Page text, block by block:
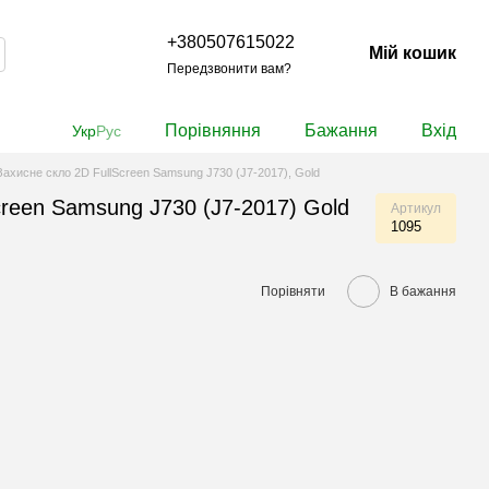
+380507615022
Передзвонити вам?
Мій кошик
УкрРус Порівняння Бажання Вхід
скло 2D FullScreen Samsung J730 (J7-2017), Gold
Samsung J730 (J7-2017) Gold Артикул
1095
Порівняти В бажання